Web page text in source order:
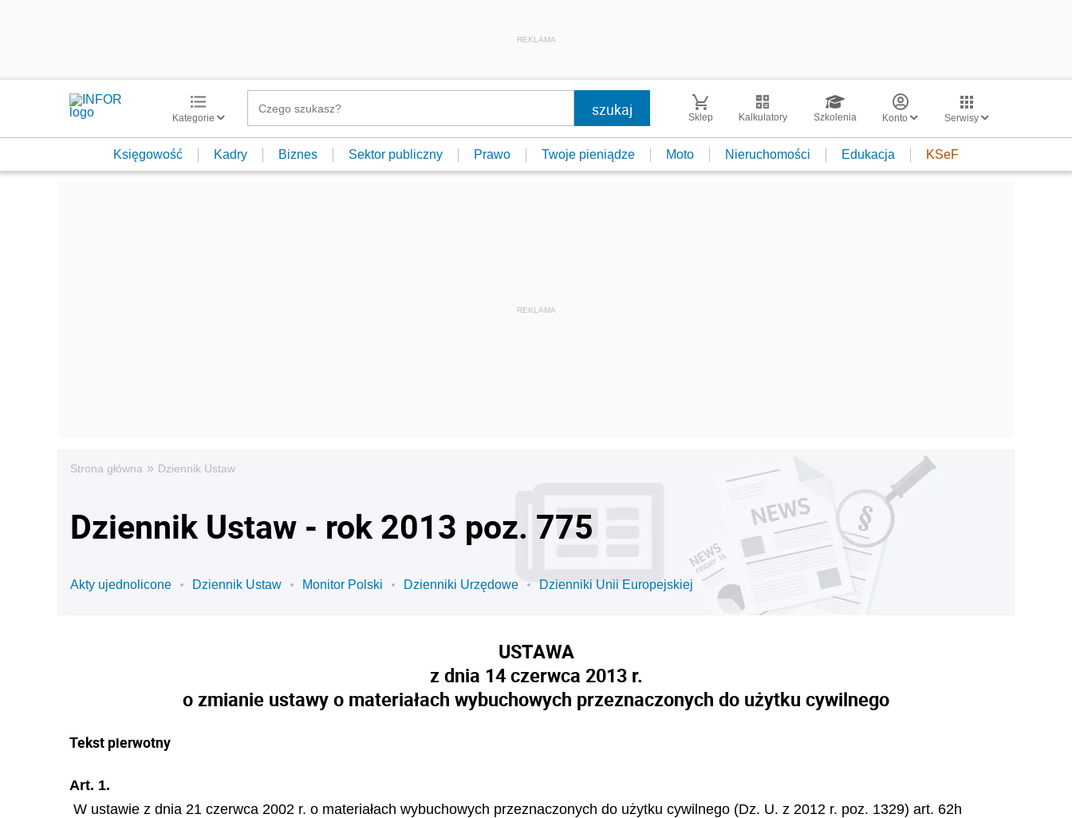
REKLAMA
Kategorie Sklep Kalkulatory Szkolenia Konto Serwisy
Księgowość Kadry Biznes Sektor publiczny Prawo Twoje pieniądze Moto Nieruchomości Edukacja KSeF
Strona główna » Dziennik Ustaw
Dziennik Ustaw - rok 2013 poz. 775
Akty ujednolicone Dziennik Ustaw Monitor Polski Dzienniki Urzędowe Dzienniki Unii Europejskiej
USTAWA
z dnia 14 czerwca 2013 r.
o zmianie ustawy o materiałach wybuchowych przeznaczonych do użytku cywilnego
Tekst pierwotny
Art. 1.
W ustawie z dnia 21 czerwca 2002 r. o materiałach wybuchowych przeznaczonych do użytku cywilnego (Dz. U. z 2012 r. poz. 1329) art. 62h